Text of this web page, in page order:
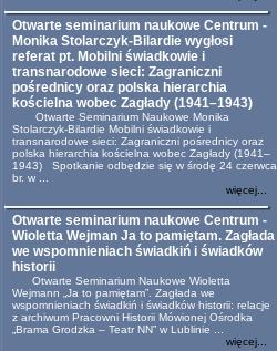
Otwarte seminarium naukowe Centrum -
Monika Stolarczyk-Bilardie wygłosi
referat pt. Mobilni świadkowie i
transnarodowe sieci: Zagraniczni
pośrednicy oraz polska hierarchia
kościelna wobec Zagłady (1941–1943)
Otwarte Seminarium Naukowe Monika
Stolarczyk-Bilardie Mobilni świadkowie i
transnarodowe sieci: Zagraniczni pośrednicy oraz
polska hierarchia kościelna wobec Zagłady (1941–
1943) Spotkanie odbędzie się w środę 24 czerwca
br. w ...
więcej...
Otwarte seminarium naukowe Centrum -
Wioletta Wejman Ja to pamiętam. Zagłada
we wspomnieniach świadkiń i świadków
historii
Otwarte Seminarium Naukowe Wioletta
Wejmann „Ja to pamiętam”. Zagłada we
wspomnieniach świadkiń i świadków historii: relacje
z archiwum Pracowni Historii Mówionej Ośrodka
„Brama Grodzka – Teatr NN” w Lublinie ...
więcej...